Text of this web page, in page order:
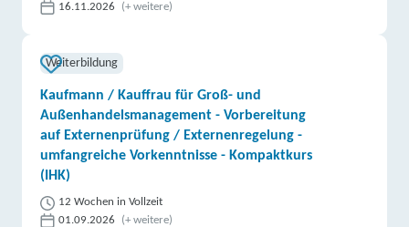
16.11.2026
(+ weitere)
Weiterbildung
Kaufmann / Kauffrau für Groß- und
Außenhandelsmanagement - Vorbereitung
auf Externenprüfung / Externenregelung -
umfangreiche Vorkenntnisse - Kompaktkurs
(IHK)
12 Wochen in Vollzeit
01.09.2026
(+ weitere)